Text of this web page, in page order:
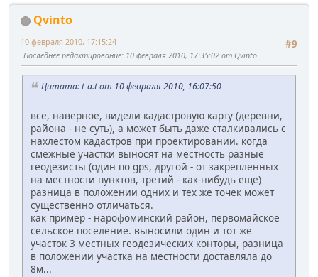
Qvinto
#9
10 февраля 2010, 17:15:24
Последнее редактирование: 10 февраля 2010, 17:35:02 от Qvinto
Цитата: t-a.t от 10 февраля 2010, 16:07:50
все, наверное, видели кадастровую карту (деревни,
района - не суть), а может быть даже сталкивались с
нахлестом кадастров при проектировании. когда
смежные участки выносят на местность разные
геодезисты (один по gps, другой - от закрепленных
на местности пунктов, третий - как-нибудь еще)
разница в положении одних и тех же точек может
существенно отличаться.
как пример - нарофоминский район, первомайское
сельское поселение. выносили один и тот же
участок 3 местных геодезических конторы, разница
в положении участка на местности доставляла до
8м...